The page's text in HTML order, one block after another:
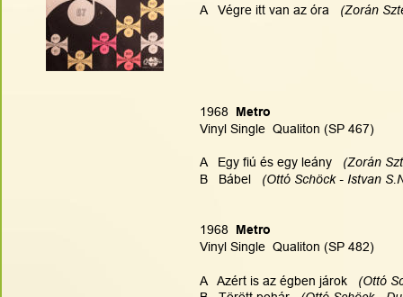
A   Végre itt van az óra (Zorán
1968 Metro
Vinyl Single  Qualiton (SP 467)
A   Egy fiú és egy leány (Zorán
B   Bábel
(Ottó Schöck - Istvan
1968 Metro
Vinyl Single  Qualiton (SP 482)
A   Azért is az égben járok (Ottó